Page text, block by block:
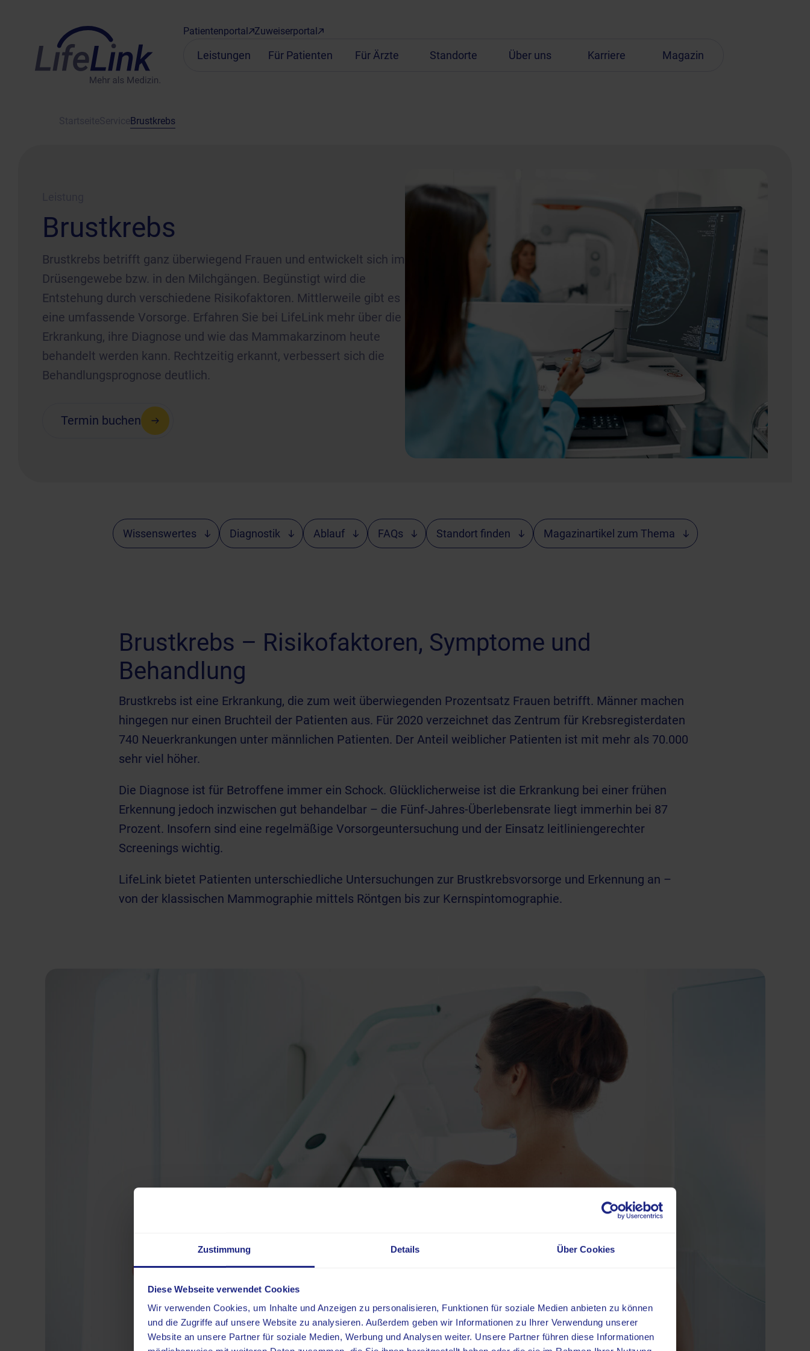
Zustimmung Details Über Cookies
Diese Webseite verwendet Cookies
Wir verwenden Cookies, um Inhalte und Anzeigen zu personalisieren, Funktionen für soziale Medien anbieten zu können
und die Zugriffe auf unsere Website zu analysieren. Außerdem geben wir Informationen zu Ihrer Verwendung unserer
Website an unsere Partner für soziale Medien, Werbung und Analysen weiter. Unsere Partner führen diese Informationen
Patientenportal Zuweiserportal
Leistungen Für Patienten Für Ärzte Standorte Über uns Karriere Magazin
Brustkrebs
Brustkrebs
Brustkrebs betrifft ganz überwiegend Frauen und entwickelt sich im
Drüsengewebe bzw. in den Milchgängen. Begünstigt wird die
Entstehung durch verschiedene Risikofaktoren. Mittlerweile gibt es
eine umfassende Vorsorge. Erfahren Sie bei LifeLink mehr über die
Erkrankung, ihre Diagnose und wie das Mammakarzinom heute
behandelt werden kann. Rechtzeitig erkannt, verbessert sich die
Behandlungsprognose deutlich.
Termin buchen
Wissenswertes Diagnostik Ablauf FAQs Standort finden Magazinartikel zum Thema
Brustkrebs – Risikofaktoren, Symptome und
Behandlung
Brustkrebs ist eine Erkrankung, die zum weit überwiegenden Prozentsatz Frauen betrifft. Männer machen
hingegen nur einen Bruchteil der Patienten aus. Für 2020 verzeichnet das Zentrum für Krebsregisterdaten
740 Neuerkrankungen unter männlichen Patienten. Der Anteil weiblicher Patienten ist mit mehr als 70.000
sehr viel höher.
Die Diagnose ist für Betroffene immer ein Schock. Glücklicherweise ist die Erkrankung bei einer frühen
Erkennung jedoch inzwischen gut behandelbar – die Fünf-Jahres-Überlebensrate liegt immerhin bei 87
Prozent. Insofern sind eine regelmäßige Vorsorgeuntersuchung und der Einsatz leitliniengerechter
Screenings wichtig.
LifeLink bietet Patienten unterschiedliche Untersuchungen zur Brustkrebsvorsorge und Erkennung an –
von der klassischen Mammographie mittels Röntgen bis zur Kernspintomographie.